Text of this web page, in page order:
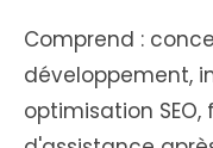
Comprend :
développement,
optimisation